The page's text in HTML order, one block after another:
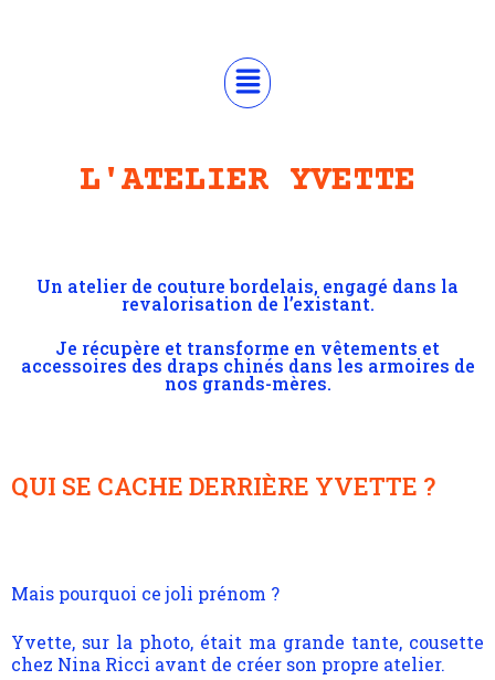
L'ATELIER YVETTE
Un atelier de couture bordelais, engagé dans la
revalorisation de l’existant.
Je récupère et transforme en vêtements et
accessoires des draps chinés dans les armoires de
nos grands-mères.
QUI SE CACHE DERRIÈRE YVETTE ?
Mais pourquoi ce joli prénom ?
Yvette, sur la photo, était ma grande tante, cousette
chez Nina Ricci avant de créer son propre atelier.